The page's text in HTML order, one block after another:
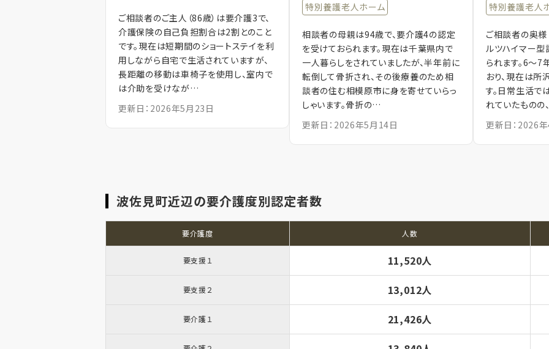
ご相談者のご主人（86歳）は要介護3で、
介護保険の自己負担割合は2割とのこと
です。現在は短期間のショートステイを利
用しながら自宅で生活されていますが、
長距離の移動は車椅子を使用し、室内で
は介助を受けなが…
更新日：2026年5月23日
特別養護老人ホーム
相談者の母親は94歳で、要介護4の認定
を受けておられます。現在は千葉県内で
一人暮らしをされていましたが、半年前に
転倒して骨折され、その後療養のため相
談者の住む相模原市に身を寄せていらっ
しゃいます。骨折の…
更新日：2026年5月14日
特別養護老人
ご相談者の奥様
ルツハイマー
られます。6～
おり、現在は
す。日常生活で
れていたものの
更新日：2026
波佐見町近辺の要介護度別認定者数
要介護度 人数
要支援１ 11,520人
要支援２ 13,012人
要介護１ 21,426人